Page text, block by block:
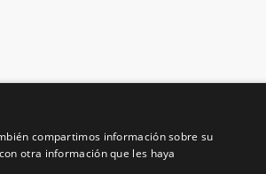
compartimos información sobre su
otra información que les haya